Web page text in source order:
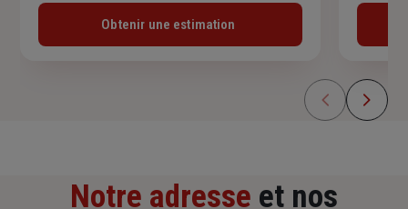
Obtenir une estimation
Notre adresse et nos